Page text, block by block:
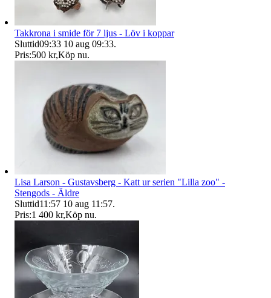
Takkrona i smide för 7 ljus - Löv i koppar
Sluttid09:33 10 aug 09:33.
Pris:500 kr,Köp nu.
Lisa Larson - Gustavsberg - Katt ur serien "Lilla zoo" -
Stengods - Äldre
Sluttid11:57 10 aug 11:57.
Pris:1 400 kr,Köp nu.